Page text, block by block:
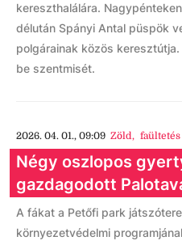
kereszthalálára.
délután Spányi Antal püspök
polgárainak közös
be szentmisét.
2026. 04. 01., 09:09 Zöld, faültetés
Négy oszlopos
gazdagodott
A fákat a Petőfi park
környezetvédelmi